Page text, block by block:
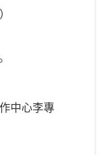
中心李專